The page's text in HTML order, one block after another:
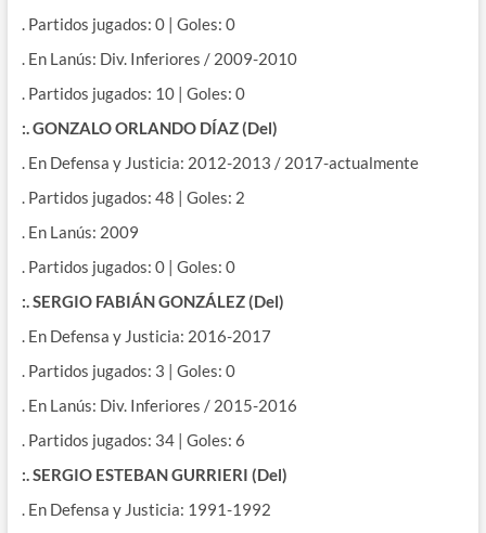
. Partidos jugados: 0 | Goles: 0
. En Lanús: Div. Inferiores / 2009-2010
. Partidos jugados: 10 | Goles: 0
:. GONZALO ORLANDO DÍAZ (Del)
. En Defensa y Justicia: 2012-2013 / 2017-actualmente
. Partidos jugados: 48 | Goles: 2
. En Lanús: 2009
. Partidos jugados: 0 | Goles: 0
:. SERGIO FABIÁN GONZÁLEZ (Del)
. En Defensa y Justicia: 2016-2017
. Partidos jugados: 3 | Goles: 0
. En Lanús: Div. Inferiores / 2015-2016
. Partidos jugados: 34 | Goles: 6
:. SERGIO ESTEBAN GURRIERI (Del)
. En Defensa y Justicia: 1991-1992